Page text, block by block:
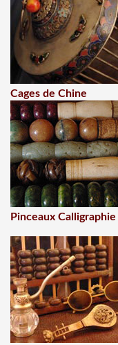
Cages de Chine
Pinceaux Calligraphie